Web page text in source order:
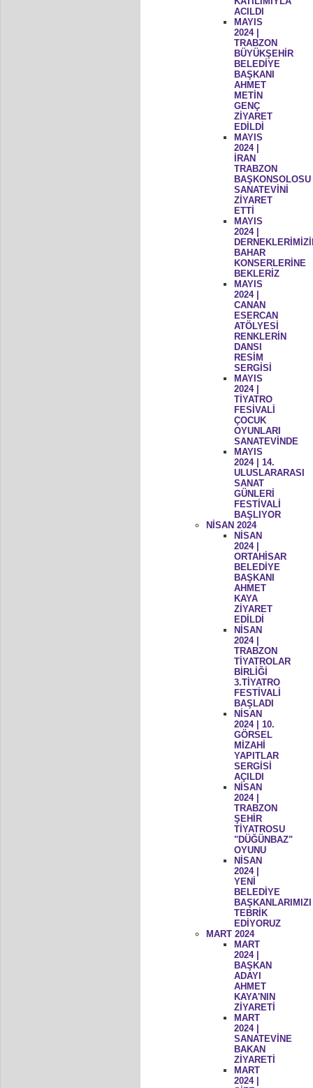
ACILDI
MAYIS
2024 |
TRABZON
BÜYÜKŞEHİR
BELEDİYE
BAŞKANI
AHMET
METİN
GENÇ
ZİYARET
EDİLDİ
MAYIS
2024 |
İRAN
TRABZON
BAŞKONSOLOSU
SANATEVİNİ
ZİYARET
ETTİ
MAYIS
2024 |
BAHAR
KONSERLERİNE
BEKLERİZ
MAYIS
2024 |
CANAN
ESERCAN
ATÖLYESİ
RENKLERİN
DANSI
RESİM
SERGİSİ
MAYIS
2024 |
TİYATRO
FESİVALİ
ÇOCUK
OYUNLARI
SANATEVİNDE
MAYIS
2024 | 14.
ULUSLARARASI
SANAT
GÜNLERİ
FESTİVALİ
BAŞLIYOR
NİSAN 2024
NİSAN
2024 |
ORTAHİSAR
BELEDİYE
BAŞKANI
AHMET
KAYA
ZİYARET
EDİLDİ
NİSAN
2024 |
TRABZON
TİYATROLAR
BİRLİĞİ
3.TİYATRO
FESTİVALİ
BAŞLADI
NİSAN
2024 | 10.
GÖRSEL
MİZAHİ
YAPITLAR
SERGİSİ
AÇILDI
NİSAN
2024 |
TRABZON
ŞEHİR
TİYATROSU
"DÜĞÜNBAZ"
OYUNU
NİSAN
2024 |
YENİ
BELEDİYE
BAŞKANLARIMIZI
TEBRİK
EDİYORUZ
MART 2024
MART
2024 |
BAŞKAN
ADAYI
AHMET
KAYA'NIN
ZİYARETİ
MART
2024 |
SANATEVİNE
BAKAN
ZİYARETİ
MART
2024 |